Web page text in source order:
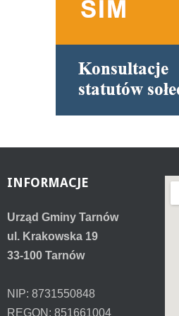
INFORMACJE
Urząd Gminy Tarnów
ul. Krakowska 19
33-100 Tarnów
NIP: 8731550848
REGON: 851661004